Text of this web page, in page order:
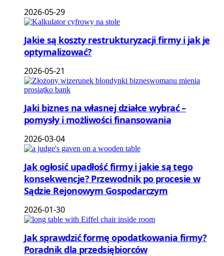
2026-05-29
Jakie są koszty restrukturyzacji firmy i jak je
optymalizować?
2026-05-21
Jaki biznes na własnej działce wybrać –
pomysły i możliwości finansowania
2026-03-04
Jak ogłosić upadłość firmy i jakie są tego
konsekwencje? Przewodnik po procesie w
Sądzie Rejonowym Gospodarczym
2026-01-30
Jak sprawdzić formę opodatkowania firmy?
Poradnik dla przedsiębiorców